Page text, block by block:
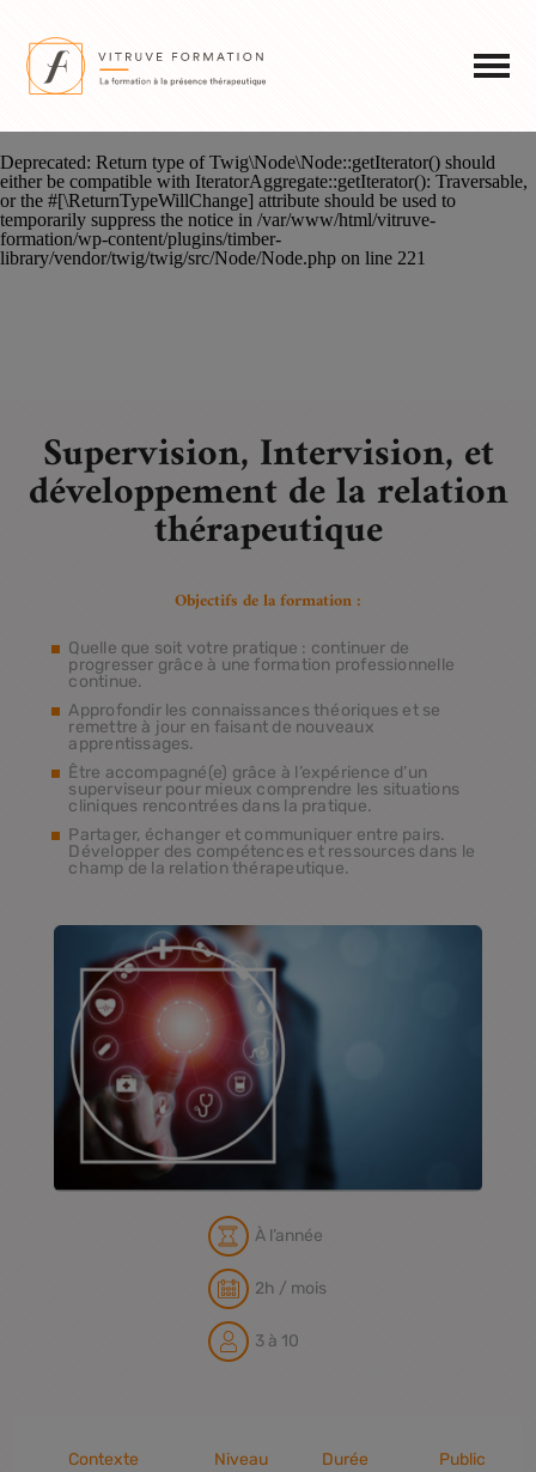
compatible with Countable::count(): int, or the #
[\ReturnTypeWillChange] attribute should be used to temporarily
suppress the notice in/var/www/html/vitruve-formation/wp-
Deprecated: Return type of Twig\Node\Node::getIterator() should
either be compatible with IteratorAggregate::getIterator(): Traversable,
or the #[\ReturnTypeWillChange] attribute should be used to
temporarily suppress the notice in /var/www/html/vitruve-
formation/wp-content/plugins/timber-
library/vendor/twig/twig/src/Node/Node.php on line 221
Supervision, Intervision, et
développement de la relation
thérapeutique
Objectifs de la formation :
Quelle que soit votre pratique : continuer de
progresser grâce à une formation professionnelle
continue.
Approfondir les connaissances théoriques et se
remettre à jour en faisant de nouveaux
apprentissages.
Être accompagné(e) grâce à l’expérience d’un
superviseur pour mieux comprendre les situations
cliniques rencontrées dans la pratique.
Partager, échanger et communiquer entre pairs.
Développer des compétences et ressources dans le
champ de la relation thérapeutique.
À l’année
2h / mois
3 à 10
Contexte Niveau Durée Public